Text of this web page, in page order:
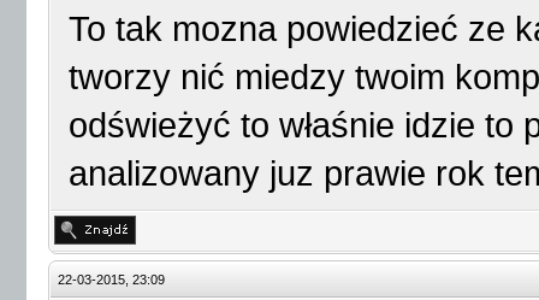
To tak mozna powiedzieć ze
tworzy nić miedzy twoim
odświeżyć to właśnie idzie to
analizowany juz prawie rok
22-03-2015, 23:09